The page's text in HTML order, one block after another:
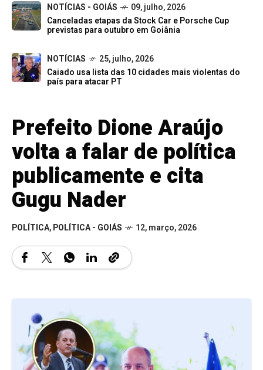
NOTÍCIAS - GOIÁS
09, julho, 2026
Canceladas etapas da Stock Car e Porsche Cup
previstas para outubro em Goiânia
NOTÍCIAS
25, julho, 2026
Caiado usa lista das 10 cidades mais violentas do
país para atacar PT
Prefeito Dione Araújo
volta a falar de política
publicamente e cita
Gugu Nader
POLÍTICA,POLÍTICA - GOIÁS 12, março, 2026